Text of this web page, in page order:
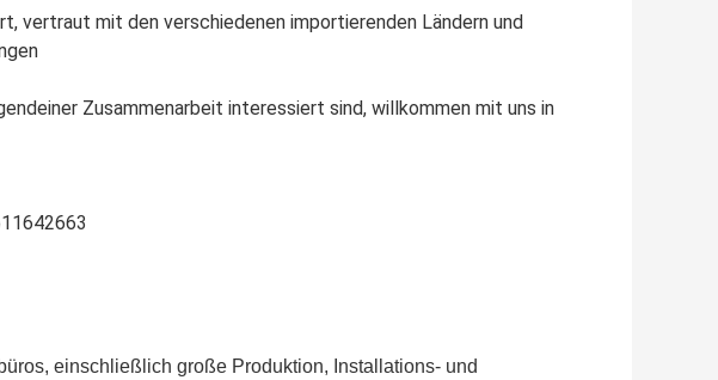
vertraut mit den verschiedenen importierenden Ländern und
Zusammenarbeit interessiert sind, willkommen mit uns in
einschließlich große Produktion, Installations- und